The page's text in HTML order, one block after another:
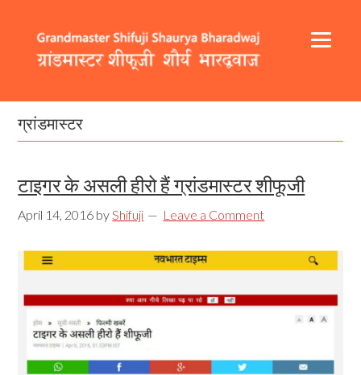
primary
content
footer
Header
Right
Main
navigation
ग्रांडमास्टर
टाइगर के असली हीरो हैं ग्रांडमास्टर शीफूजी
April 14, 2016 byShifuji Leave a Comment